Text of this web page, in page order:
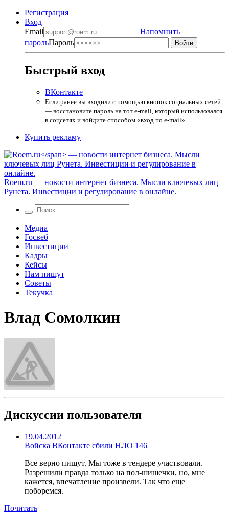
Регистрация
Вход
Email
Напомнить
парольПароль
Быстрый вход
ВКонтакте
Если ранее вы входили с помощью кнопок социальных сетей
— восстановите пароль на тот e-mail, который использовался
в соцсетях и войдите способом «вход по e-mail».
Купить рекламу
Roem.ru — новости интернет бизнеса. Мысли ключевых лиц
Рунета. Инвестиции и регулирование в онлайне.
Медиа
Госвеб
Инвестиции
Кадры
Кейсы
Нам пишут
Советы
Текучка
Влад Сомолкин
Дискуссии пользователя
19.04.2012
Войска ВКонтакте сбили НЛО 146
Все верно пишут. Мы тоже в тендере участвовали.
Разрешили правда только на пол-шишечки, но, мне
кажется, впечатление произвели. Так что еще
поборемся.
Почитать